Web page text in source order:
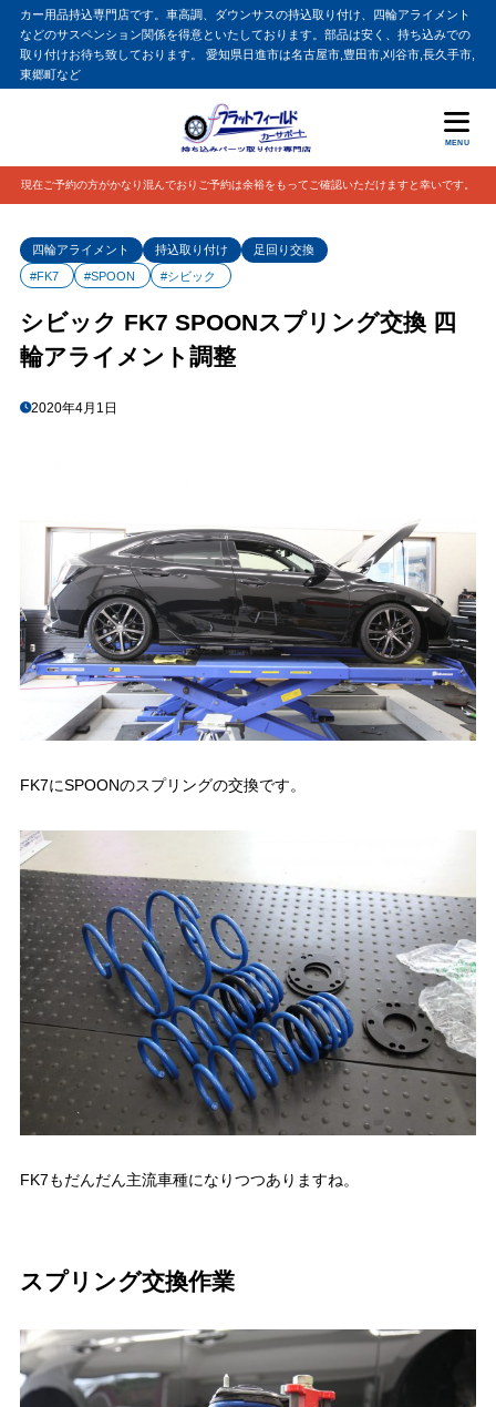
カー用品持込専門店です。車高調、ダウンサスの持込取り付け、四輪アライメント
などのサスペンション関係を得意といたしております。部品は安く、持ち込みでの
取り付けお待ち致しております。 愛知県日進市は名古屋市,豊田市,刈谷市,長久手市,
東郷町など
MENU
現在ご予約の方がかなり混んでおりご予約は余裕をもってご確認いただけますと幸いです。
四輪アライメント 持込取り付け
足回り交換
#FK7
#SPOON #シビック
シビック FK7 SPOONスプリング交換 四
輪アライメント調整
2020年4月1日
FK7にSPOONのスプリングの交換です。
FK7もだんだん主流車種になりつつありますね。
スプリング交換作業